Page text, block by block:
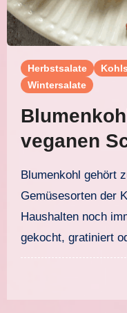
Herbstsalate
Wintersalate
veganen
Blumenkohl gehört zu den vielseitigsten
Gemüsesorten der
Haushalten noch
gekocht, gratiniert